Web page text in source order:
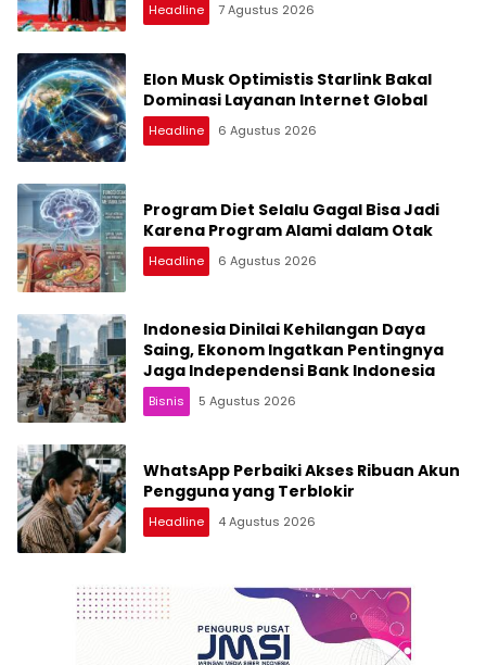
Headline 7 Agustus 2026
Elon Musk Optimistis Starlink Bakal
Dominasi Layanan Internet Global
Headline 6 Agustus 2026
Program Diet Selalu Gagal Bisa Jadi
Karena Program Alami dalam Otak
Headline 6 Agustus 2026
Indonesia Dinilai Kehilangan Daya
Saing, Ekonom Ingatkan Pentingnya
Jaga Independensi Bank Indonesia
Bisnis 5 Agustus 2026
WhatsApp Perbaiki Akses Ribuan Akun
Pengguna yang Terblokir
Headline 4 Agustus 2026